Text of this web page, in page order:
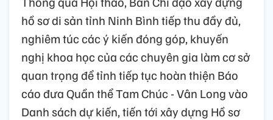
hồ sơ di sản tỉnh Ninh Bình tiếp thu đầy đủ,
nghiêm túc các ý kiến đóng góp, khuyến
nghị khoa học của các chuyên gia làm cơ sở
quan trọng để tỉnh tiếp tục hoàn thiện Báo
cáo đưa Quần thể Tam Chúc - Vân Long vào
Danh sách dự kiến, tiến tới xây dựng Hồ sơ